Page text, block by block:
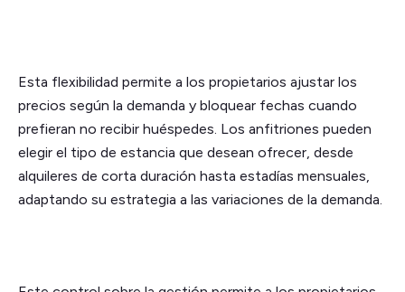
Esta flexibilidad permite a los propietarios ajustar los
precios según la demanda y bloquear fechas cuando
prefieran no recibir huéspedes. Los anfitriones pueden
elegir el tipo de estancia que desean ofrecer, desde
alquileres de corta duración hasta estadías mensuales,
adaptando su estrategia a las variaciones de la demanda.